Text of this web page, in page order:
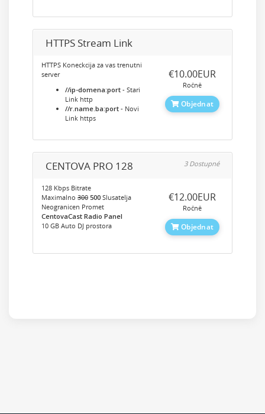
HTTPS Stream Link
HTTPS Koneckcija za vas trenutni
server
//ip-domena:port - Stari
Link http
//r.name.ba:port - Novi
Link https
‎€10.00EUR
Ročně
Objednat
CENTOVA PRO 128 3 Dostupné
128 Kbps Bitrate
Maximalno 300 500 Slusatelja
Neogranicen Promet
CentovaCast Radio Panel
10 GB Auto DJ prostora
‎€12.00EUR
Ročně
Objednat